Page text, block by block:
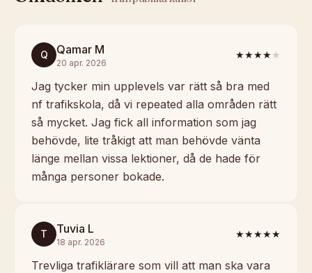
Q Qamar M
20 apr. 2026
★★★★★
Jag tycker min upplevels var rätt så bra med
nf trafikskola, då vi repeated alla områden rätt
så mycket. Jag fick all information som jag
behövde, lite tråkigt att man behövde vänta
länge mellan vissa lektioner, då de hade för
många personer bokade.
T Tuvia L
18 apr. 2026
★★★★★
Trevliga trafiklärare som vill att man ska vara